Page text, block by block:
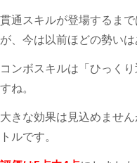
貫通スキルが登場するま
が、今は以前ほどの勢い
コンボスキルは「ひっく
すね。
大きな効果は見込めませ
トルです。